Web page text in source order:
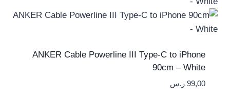
ANKER Cable Powerline III Type-C to iPhone
90cm – White
99,00 ر.س